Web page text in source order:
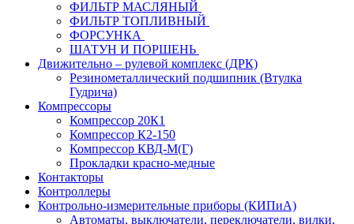
ФИЛЬТР МАСЛЯНЫЙ
ФИЛЬТР ТОПЛИВНЫЙ
ФОРСУНКА
ШАТУН И ПОРШЕНЬ
Движительно – рулевой комплекс (ДРК)
Резинометаллический подшипник (Втулка
Гудрича)
Компрессоры
Компрессор 20К1
Компрессор К2-150
Компрессор КВД-М(Г)
Прокладки красно-медные
Контакторы
Контроллеры
Контрольно-измерительные приборы (КИПиА)
Автоматы, выключатели, переключатели, вилки,